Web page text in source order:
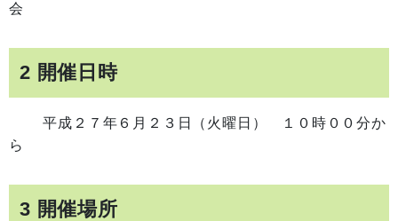
会
2 開催日時
平成２７年６月２３日（火曜日） １０時００分か
ら
3 開催場所